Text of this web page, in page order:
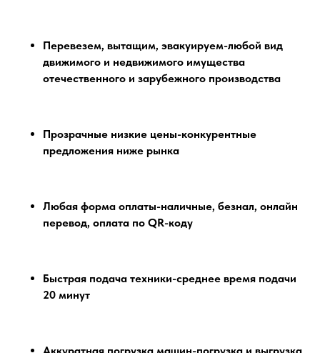
Перевезем, вытащим, эвакуируем-любой вид
движимого и недвижимого имущества
отечественного и зарубежного производства
Прозрачные низкие цены-конкурентные
предложения ниже рынка
Любая форма оплаты-наличные, безнал, онлайн
перевод, оплата по QR-коду
Быстрая подача техники-среднее время подачи
20 минут
Аккуратная погрузка машин-погрузка и выгрузка